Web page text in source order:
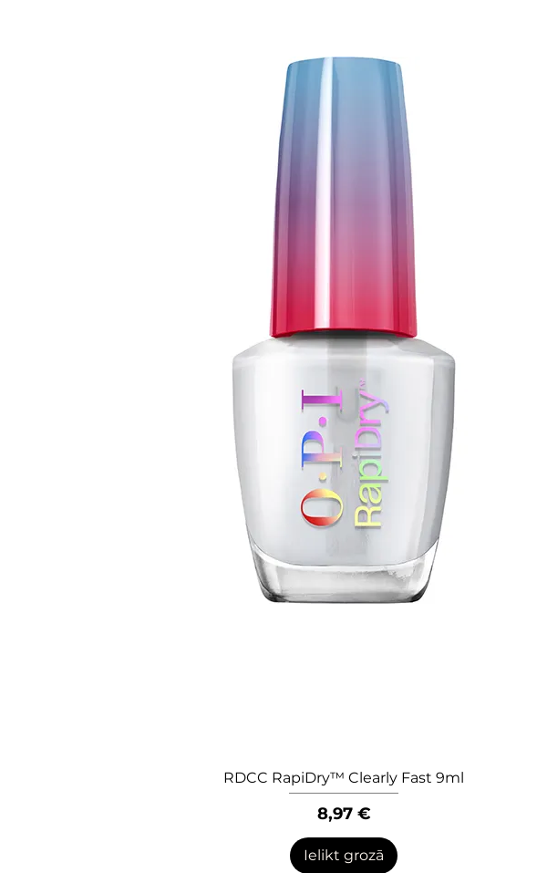
Quick View
RDCC RapiDry™ Clearly Fast 9ml
Price
8,97 €
Ielikt grozā